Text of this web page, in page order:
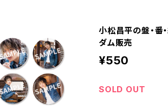
小松昌平の盤・
ダム販売
¥550
SOLD OUT